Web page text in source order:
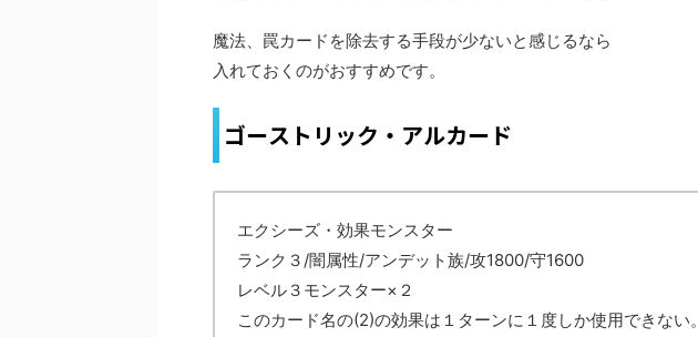
魔法、罠カードを除去する手段が少ないと感じるなら
入れておくのがおすすめです。
ゴーストリック・アルカード
エクシーズ・効果モンスター
ランク３/闇属性/アンデット族/攻1800/守1600
レベル３モンスター×２
このカード名の(2)の効果は１ターンに１度しか使用できない。